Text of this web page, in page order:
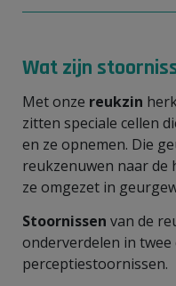
Wat zijn
Met onze reukzin
zitten speciale cellen
en ze opnemen. Die
reukzenuwen naar de
ze omgezet in
Stoornissen van de
onderverdelen in
perceptiestoornissen.